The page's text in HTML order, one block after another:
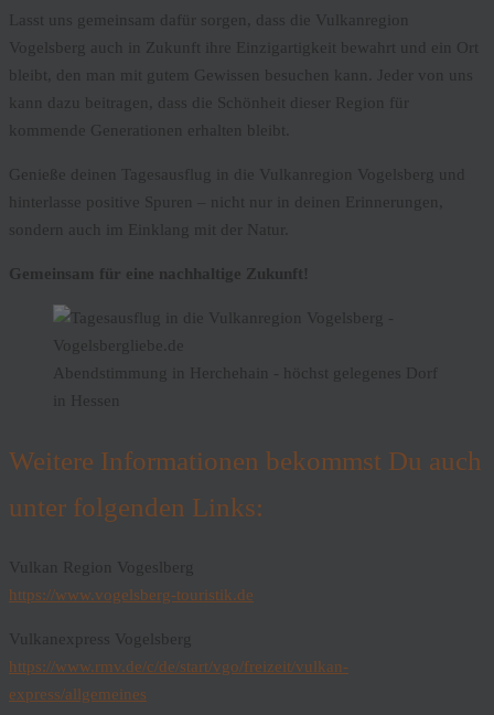
Lasst uns gemeinsam dafür sorgen, dass die Vulkanregion
Vogelsberg auch in Zukunft ihre Einzigartigkeit bewahrt und ein Ort
bleibt, den man mit gutem Gewissen besuchen kann. Jeder von uns
kann dazu beitragen, dass die Schönheit dieser Region für
kommende Generationen erhalten bleibt.
Genieße deinen Tagesausflug in die Vulkanregion Vogelsberg und
hinterlasse positive Spuren – nicht nur in deinen Erinnerungen,
sondern auch im Einklang mit der Natur.
Gemeinsam für eine nachhaltige Zukunft!
Abendstimmung in Herchehain - höchst gelegenes Dorf
in Hessen
Weitere Informationen bekommst Du auch
unter folgenden Links:
Vulkan Region Vogeslberg
https://www.vogelsberg-touristik.de
Vulkanexpress Vogelsberg
https://www.rmv.de/c/de/start/vgo/freizeit/vulkan-
express/allgemeines